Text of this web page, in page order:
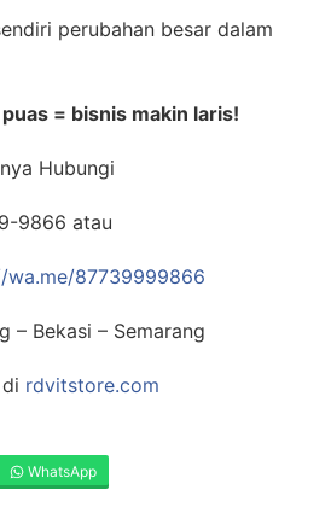
perubahan besar dalam
= bisnis makin laris!
Hubungi
9866 atau
wa.me/87739999866
– Bekasi – Semarang
rdvitstore.com
WhatsApp